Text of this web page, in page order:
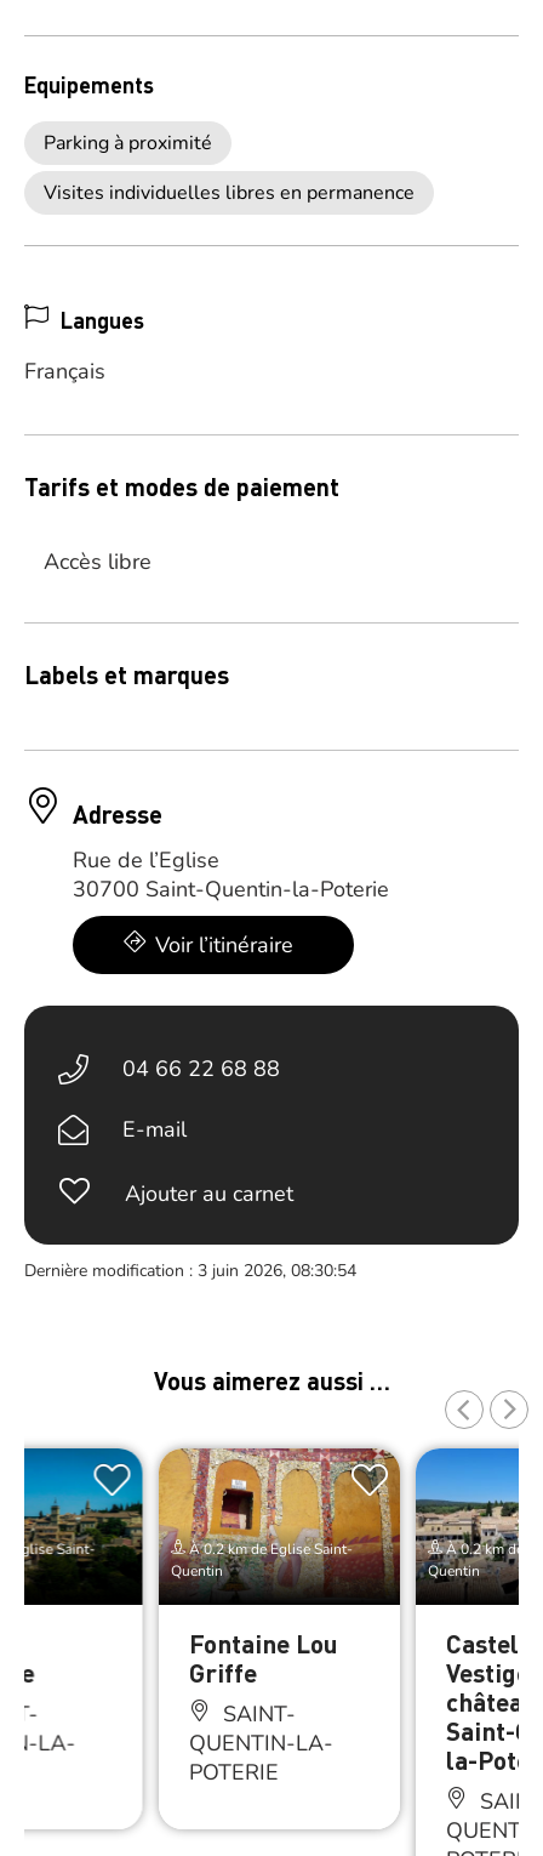
Equipements
Parking à proximité
Visites individuelles libres en permanence
Langues
Français
Tarifs et modes de paiement
Accès libre
Labels et marques
Adresse
Rue de l’Eglise
30700 Saint-Quentin-la-Poterie
Voir l’itinéraire
04 66 22 68 88
E-mail
Ajouter au carnet
Dernière modification : 3 juin 2026, 08:30:54
Vous aimerez aussi …
Eglise Saint-
LA-
À 0.2 km de Eglise Saint-
Quentin
Fontaine Lou
Griffe
SAINT-
QUENTIN-LA-
POTERIE
À 0.2 km de
Quentin
château
Saint-
la-